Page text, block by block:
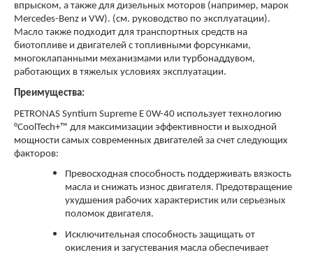
впрыском, а также для дизельных моторов (например, марок
Mercedes-Benz и VW). (см. руководство по эксплуатации).
Масло также подходит для транспортных средств на
биотопливе и двигателей с топливными форсунками,
многоклапанными механизмами или турбонаддувом,
работающих в тяжелых условиях эксплуатации.
Преимущества:
PETRONAS Syntium Supreme E 0W-40 использует технологию
°CoolTech+™ для максимизации эффективности и выходной
мощности самых современных двигателей за счет следующих
факторов:
Превосходная способность поддерживать вязкость
масла и снижать износ двигателя. Предотвращение
ухудшения рабочих характеристик или серьезных
поломок двигателя.
Исключительная способность защищать от
окисления и загустевания масла обеспечивает